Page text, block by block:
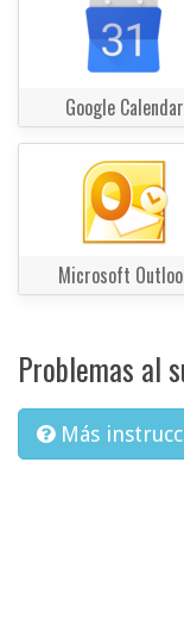
Google Calendar
Microsoft
Problemas al
Más